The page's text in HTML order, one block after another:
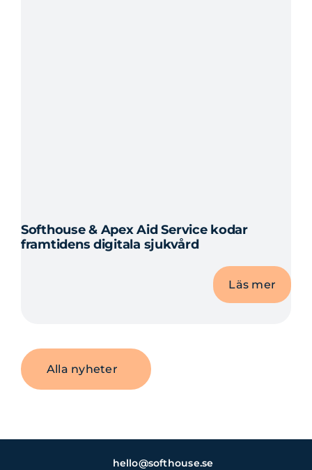
Softhouse & Apex Aid Service kodar
framtidens digitala sjukvård
Läs mer
Alla nyheter
hello@softhouse.se